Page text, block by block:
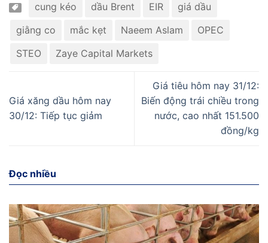
cung kéo dầu Brent EIR
giá dầu
giằng co
mắc kẹt Naeem Aslam
OPEC
STEO
Zaye Capital Markets
Giá xăng dầu hôm nay
30/12: Tiếp tục giảm
Giá tiêu hôm nay 31/12:
Biến động trái chiều trong
nước, cao nhất 151.500
đồng/kg
Đọc nhiều